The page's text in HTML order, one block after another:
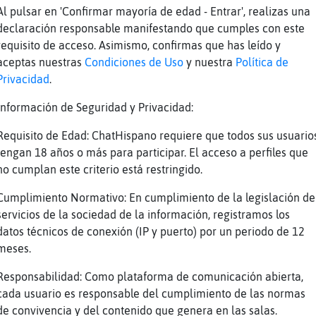
pulsar en 'Confirmar mayoría de edad - Entrar', realizas una
responsable manifestando que cumples con este
de acceso. Asimismo, confirmas que has leído y
nuestras Condiciones de Uso y nuestra Política de
.
de Seguridad y Privacidad:
de Edad: ChatHispano requiere que todos sus
18 años o más para participar. El acceso a perfiles que
cumplan este criterio está restringido.
Normativo: En cumplimiento de la legislación de
de la sociedad de la información, registramos los
técnicos de conexión (IP y puerto) por un periodo de 12
Como plataforma de comunicación abierta,
usuario es responsable del cumplimiento de las normas
convivencia y del contenido que genera en las salas.
SinLuces] por aqui mas bien escribir :P
saludos
para soportar te la verdad
no te preocupes
pero parece el cambalache si buscas
y quieres privado eske no pretendes
quiere
quiere ..
con chica
Reportar Volver Historia anterior